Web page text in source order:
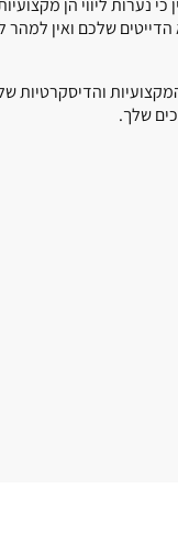
שלכם ואין
המקצועיות
שלך.